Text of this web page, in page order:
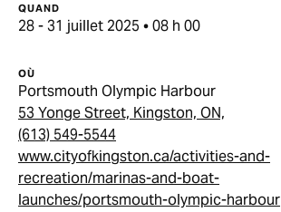
QUAND
28 - 31 juillet 2025 • 08 h 00
OÙ
Portsmouth Olympic Harbour
53 Yonge Street, Kingston, ON,
(613) 549-5544
www.cityofkingston.ca/activities-and-
recreation/marinas-and-boat-
launches/portsmouth-olympic-harbour